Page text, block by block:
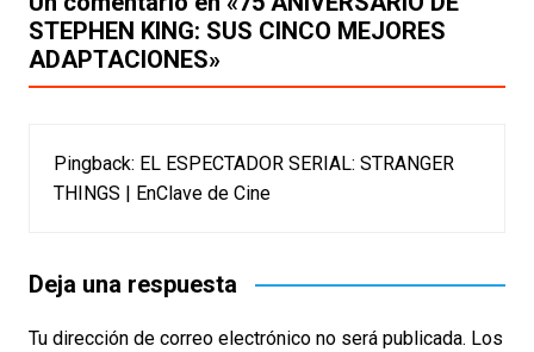
STEPHEN KING: SUS CINCO MEJORES
ADAPTACIONES»
Pingback: EL ESPECTADOR SERIAL: STRANGER
THINGS | EnClave de Cine
Deja una respuesta
Tu dirección de correo electrónico no será publicada. Los